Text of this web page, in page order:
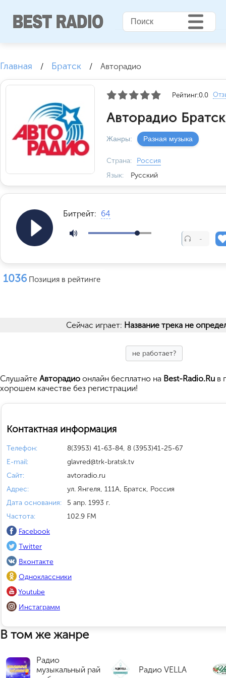
Главная / Братск / Авторадио
Рейтинг:0.0
Авторадио
Жанры: Разная музыка
Страна:
Россия
Язык:
Русский
Битрейт: 64
-
1036 Позиция в рейтинге
Сейчас играет: Название трека не
не работает?
Cлушайте Авторадио онлайн бесплатно на Best-Radio.Ru в
хорошем качестве без регистрации!
Контактная информация
Телефон:
8(3953) 41-63-84, 8 (3953)41-25-67
E-mail:
glavred@trk-bratsk.tv
Сайт:
avtoradio.ru
Адрес:
ул. Янгеля, 111А, Братск, Россия
Дата основания:
5 апр. 1993 г.
Частота:
102.9 FM
Facebook
Twitter
Вконтакте
Одноклассники
Youtube
Инстаграмм
В том же жанре
Радио
музыкальный рай
Радио VELLA